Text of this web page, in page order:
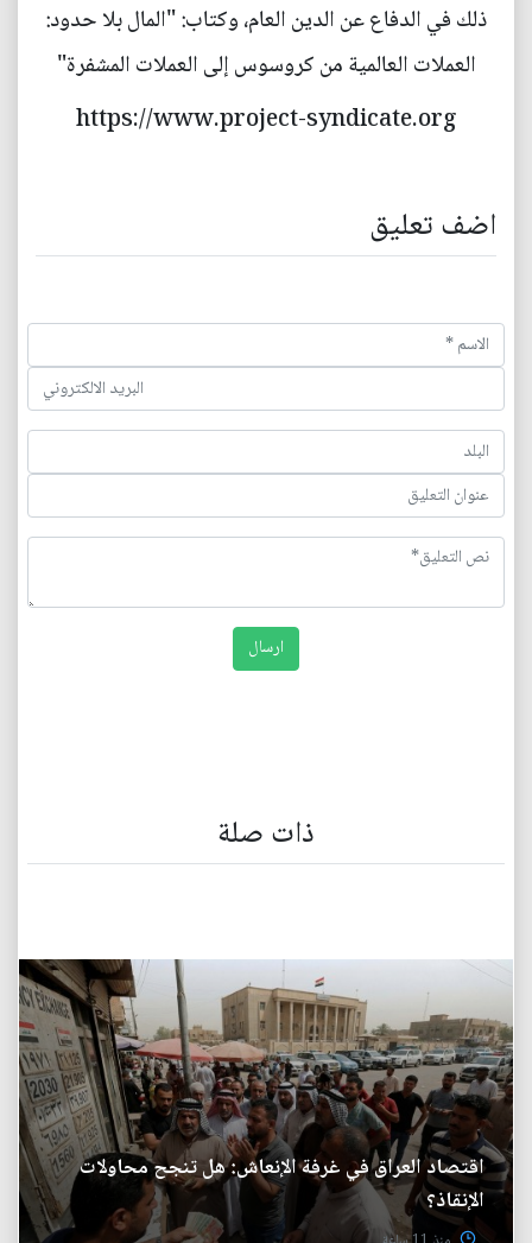
ذلك في الدفاع عن الدين العام، وكتاب: "المال بلا حدود:
العملات العالمية من كروسوس إلى العملات المشفرة"
https://www.project-syndicate.org
اضف تعليق
ذات صلة
اقتصاد العراق في غرفة الإنعاش: هل تنجح محاولات
الإنقاذ؟